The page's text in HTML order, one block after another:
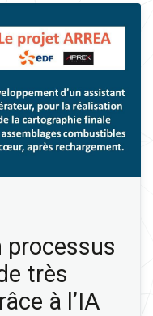
processus
très
à l’IA